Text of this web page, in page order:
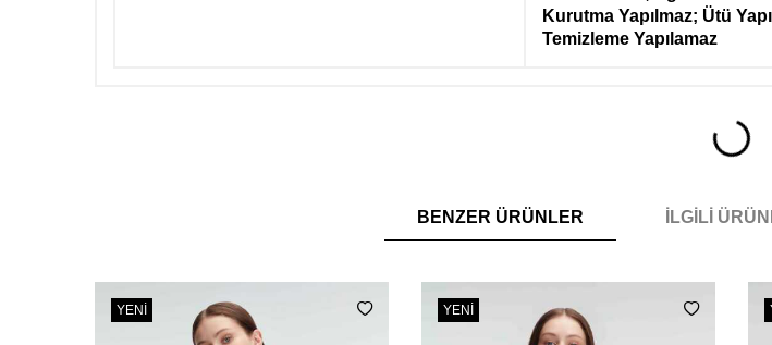
Kurutma Yapılmaz; Ütü
Temizleme Yapılamaz
BENZER ÜRÜNLER İLGILI
YENI YENI